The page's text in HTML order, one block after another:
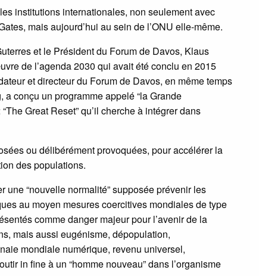
institutions internationales, non seulement avec
mais aujourd’hui au sein de l’ONU elle-même.
et le Président du Forum de Davos, Klaus
de l’agenda 2030 qui avait été conclu en 2015
et directeur du Forum de Davos, en même temps
conçu un programme appelé “la Grande
Great Reset” qu’il cherche à intégrer dans
ou délibérément provoquées, pour accélérer la
des populations.
une “nouvelle normalité” supposée prévenir les
au moyen mesures coercitives mondiales de type
comme danger majeur pour l’avenir de la
mais aussi eugénisme, dépopulation,
mondiale numérique, revenu universel,
in fine à un “homme nouveau” dans l’organisme